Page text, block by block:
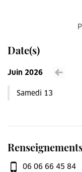
Date(s)
Voir le mois
Juin 2026
Samedi 13
06 06 66 45 84